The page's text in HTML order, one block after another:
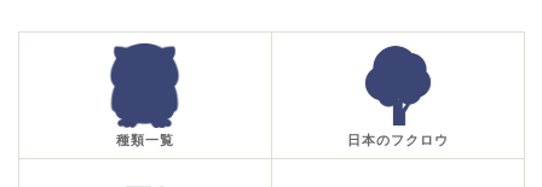
種類一覧 日本のフクロウ